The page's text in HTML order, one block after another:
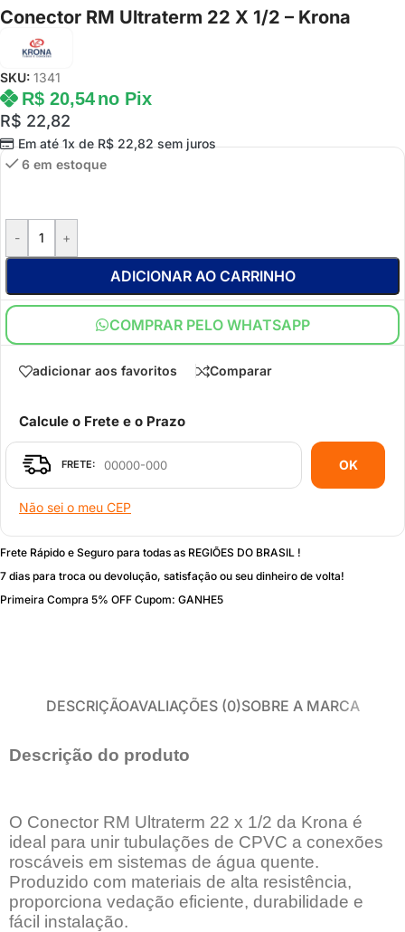
Conector RM Ultraterm 22 X 1/2 – Krona
SKU: 1341
R$ 22,82
Em até 1x deR$22,82sem juros
R$20,54 no Pix
6 em estoque
- +
ADICIONAR AO CARRINHO
COMPRAR PELO WHATSAPP
adicionar aos favoritos Comparar
Calcule o Frete e o Prazo
OK
Não sei o meu CEP
Frete Rápido e Seguro para todas as REGIÕES DO BRASIL !
7 dias para troca ou devolução, satisfação ou seu dinheiro de volta!
Primeira Compra 5% OFF Cupom: GANHE5
DESCRIÇÃOAVALIAÇÕES (0)SOBRE A MARCA
Descrição do produto
O Conector RM Ultraterm 22 x 1/2 da Krona é
ideal para unir tubulações de CPVC a conexões
roscáveis em sistemas de água quente.
Produzido com materiais de alta resistência,
proporciona vedação eficiente, durabilidade e
fácil instalação.